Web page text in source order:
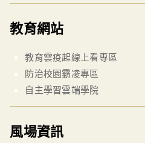
教育網站
教育雲疫起線上看專區
防治校園霸凌專區
自主學習雲端學院
風場資訊